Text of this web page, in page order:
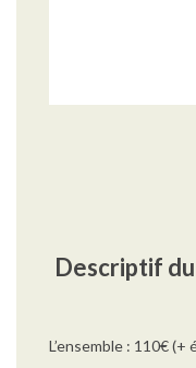
Descriptif
L’ensemble : 110€